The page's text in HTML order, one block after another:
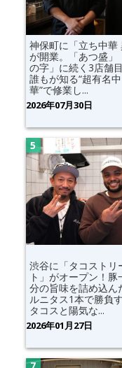
神保町に「立ち中華
が開業。「あつ盛」
の字」に続く3店舗目
誰もが知る“超有名中
華”で修業し...
2026年07月30日
渋谷に「タコストリ
ト」がオープン！豚
分の旨味を詰め込ん
ルニタス1本で勝負
タコスと陽気な...
2026年01月27日